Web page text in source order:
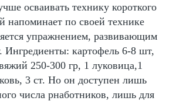
осваивать технику короткого
напоминает по своей технике
упражнением, развивающим
Ингредиенты: картофель 6-8 шт,
250-300 гр, 1 луковица,1
3 ст. Но он доступен лишь
числа рнаботников, лишь для